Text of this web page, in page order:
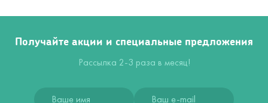
Получайте акции и специальные предложения
Рассылка 2-3 раза в месяц!